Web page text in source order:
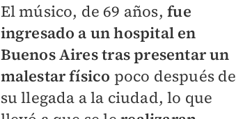
El músico, de 69 años,fue
ingresado a un hospital en
Buenos Airestras presentar un
malestar físico poco después de
su llegada a la ciudad, lo que